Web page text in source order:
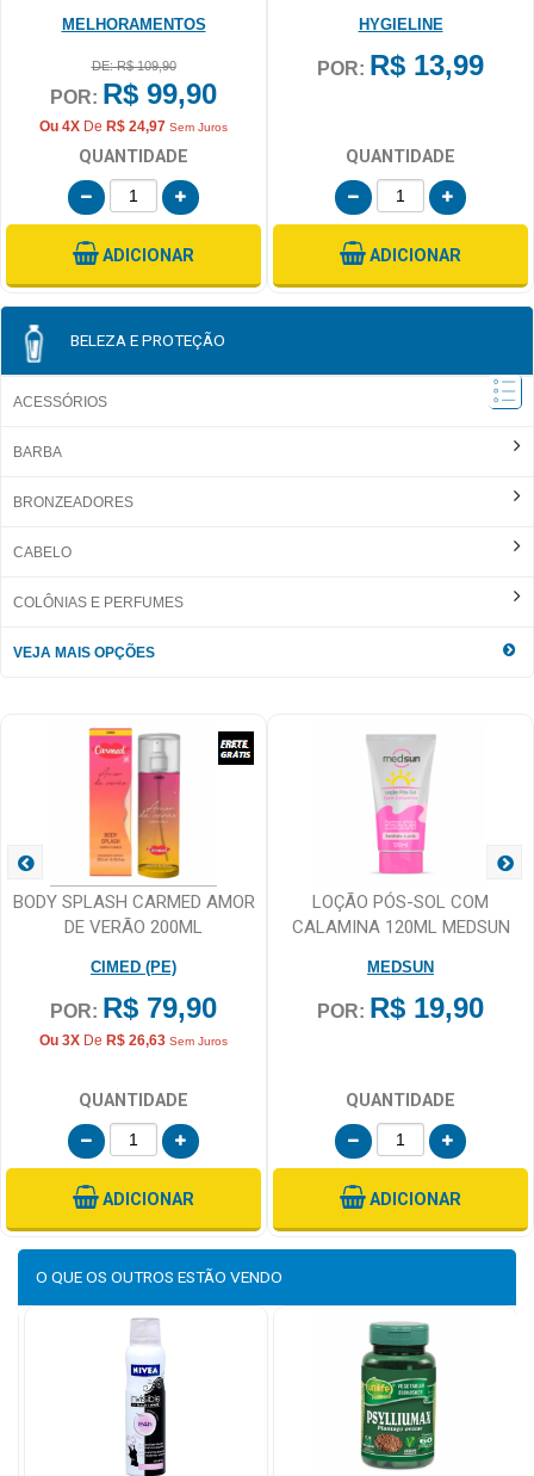
MELHORAMENTOS
DE: R$ 109,90
POR: R$ 99,90
Ou 4X De R$ 24,97 Sem Juros
QUANTIDADE
ADICIONAR
HYGIELINE
POR: R$ 13,99
QUANTIDADE
ADICIONAR
BELEZA E PROTEÇÃO
ACESSÓRIOS
BARBA
BRONZEADORES
CABELO
COLÔNIAS E PERFUMES
VEJA MAIS OPÇÕES
BODY SPLASH CARMED AMOR
DE VERÃO 200ML
CIMED (PE)
POR: R$ 79,90
Ou 3X De R$ 26,63 Sem Juros
QUANTIDADE
ADICIONAR
LOÇÃO PÓS-SOL COM
CALAMINA 120ML MEDSUN
MEDSUN
POR: R$ 19,90
QUANTIDADE
ADICIONAR
O QUE OS OUTROS ESTÃO VENDO